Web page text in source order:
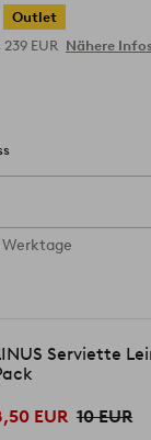
Outlet
239 EUR Nähere
Serviette
EUR 10 EUR